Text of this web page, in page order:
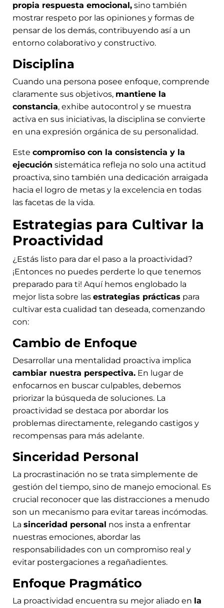
propia respuesta emocional, sino también
mostrar respeto por las opiniones y formas de
pensar de los demás, contribuyendo así a un
entorno colaborativo y constructivo.
Disciplina
Cuando una persona posee enfoque, comprende
claramente sus objetivos, mantiene la
constancia, exhibe autocontrol y se muestra
activa en sus iniciativas, la disciplina se convierte
en una expresión orgánica de su personalidad.
Este compromiso con la consistencia y la
ejecución sistemática refleja no solo una actitud
proactiva, sino también una dedicación arraigada
hacia el logro de metas y la excelencia en todas
las facetas de la vida.
Estrategias para Cultivar la
Proactividad
¿Estás listo para dar el paso a la proactividad?
¡Entonces no puedes perderte lo que tenemos
preparado para ti! Aquí hemos englobado la
mejor lista sobre las estrategias prácticas para
cultivar esta cualidad tan deseada, comenzando
con:
Cambio de Enfoque
Desarrollar una mentalidad proactiva implica
cambiar nuestra perspectiva. En lugar de
enfocarnos en buscar culpables, debemos
priorizar la búsqueda de soluciones. La
proactividad se destaca por abordar los
problemas directamente, relegando castigos y
recompensas para más adelante.
Sinceridad Personal
La procrastinación no se trata simplemente de
gestión del tiempo, sino de manejo emocional. Es
crucial reconocer que las distracciones a menudo
son un mecanismo para evitar tareas incómodas.
La sinceridad personal nos insta a enfrentar
nuestras emociones, abordar las
responsabilidades con un compromiso real y
evitar postergaciones a regañadientes.
Enfoque Pragmático
La proactividad encuentra su mejor aliado en la